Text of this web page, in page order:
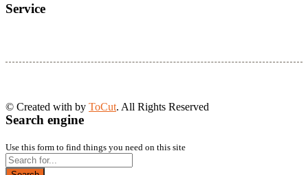
Service
© Created with by ToCut. All Rights Reserved
Search engine
Use this form to find things you need on this site